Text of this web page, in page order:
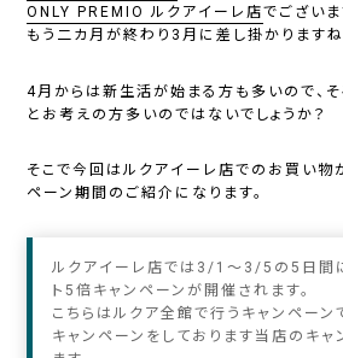
ONLY PREMIO ルクアイーレ店でござい
もう二カ月が終わり3月に差し掛かりますね
4月からは新生活が始まる方も多いので、
とお考えの方多いのではないでしょうか？
そこで今回はルクアイーレ店でのお買い物
ペーン期間のご紹介になります。
ルクアイーレ店では3/1～3/5の5 日間
ト5倍キャンペーンが開催されます。
こちらはルクア全館で行うキャンペーン
キャンペーンをしております当店のキャ